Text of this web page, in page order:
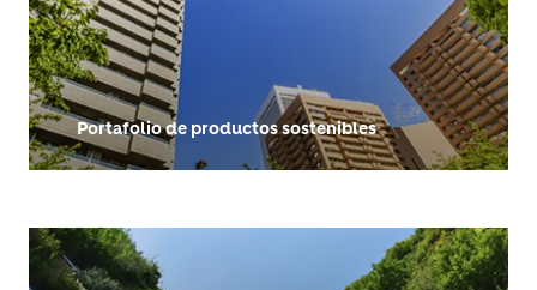
Portafolio de productos sostenibles